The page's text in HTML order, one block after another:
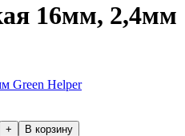
16мм, 2,4мм